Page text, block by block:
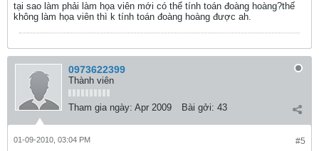
tại sao làm phải làm họa viên mới có thể tính toán đoàng hoàng?thế
không làm họa viên thì k tính toán đoàng hoàng được ah.
0973622399
Thành viên
Tham gia ngày: Apr 2009 Bài gởi: 43
#5
01-09-2010, 03:04 PM